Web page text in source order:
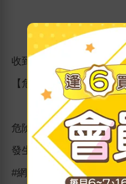
收到令人不知所措的禮物
【危機情境】線上聊天
危險等級：中
發生頻率：2級
#網路誘騙 #違法攝影